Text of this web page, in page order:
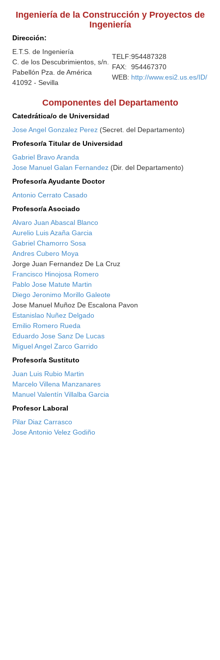
Ingeniería de la Construcción y Proyectos de
Ingeniería
Dirección:
E.T.S. de Ingeniería
C. de los Descubrimientos, s/n.
Pabellón Pza. de América
41092 - Sevilla
TELF:954487328
FAX:
954467370
WEB: http://www.esi2.us.es/ID/
Componentes del Departamento
Catedrática/o de Universidad
Jose Angel Gonzalez Perez (Secret. del Departamento)
Profesor/a Titular de Universidad
Gabriel Bravo Aranda
Jose Manuel Galan Fernandez (Dir. del Departamento)
Profesor/a Ayudante Doctor
Antonio Cerrato Casado
Profesor/a Asociado
Alvaro Juan Abascal Blanco
Aurelio Luis Azaña Garcia
Gabriel Chamorro Sosa
Andres Cubero Moya
Jorge Juan Fernandez De La Cruz
Francisco Hinojosa Romero
Pablo Jose Matute Martin
Diego Jeronimo Morillo Galeote
Jose Manuel Muñoz De Escalona Pavon
Estanislao Nuñez Delgado
Emilio Romero Rueda
Eduardo Jose Sanz De Lucas
Miguel Angel Zarco Garrido
Profesor/a Sustituto
Juan Luis Rubio Martin
Marcelo Villena Manzanares
Manuel Valentín Villalba Garcia
Profesor Laboral
Pilar Diaz Carrasco
Jose Antonio Velez Godiño